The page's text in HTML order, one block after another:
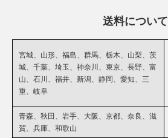
送料について
宮城、山形、福島、群馬、栃木、山梨、茨
城、千葉、埼玉、神奈川、東京、長野、富
山、石川、福井、新潟、静岡、愛知、三
重、岐阜
青森、秋田、岩手、大阪、京都、奈良、滋
賀、兵庫、和歌山